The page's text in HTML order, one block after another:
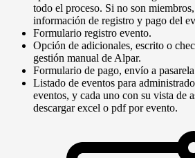
todo el proceso. Si no son
información de registro y pago del
Formulario registro evento.
Opción de adicionales, escrito o
gestión manual de Alpar.
Formulario de pago, envío a
Listado de eventos para
eventos, y cada uno con su vista de
descargar excel o pdf por evento.